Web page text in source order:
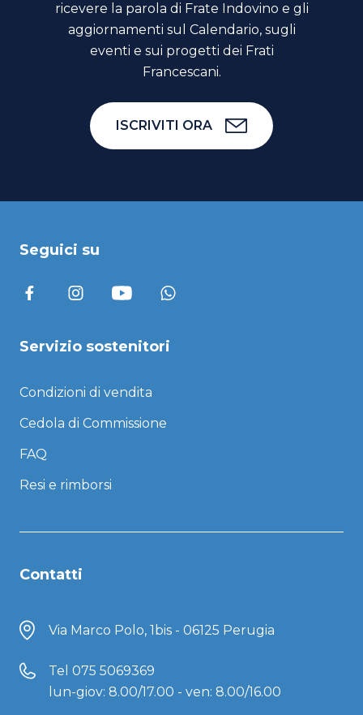
ricevere la parola di Frate Indovino e gli
aggiornamenti sul Calendario, sugli
eventi e sui progetti dei Frati
Francescani.
ISCRIVITI ORA
Seguici su
Servizio sostenitori
Condizioni di vendita
Cedola di Commissione
FAQ
Resi e rimborsi
Contatti
Via Marco Polo, 1bis - 06125 Perugia
Tel 075 5069369
lun-giov: 8.00/17.00 - ven: 8.00/16.00